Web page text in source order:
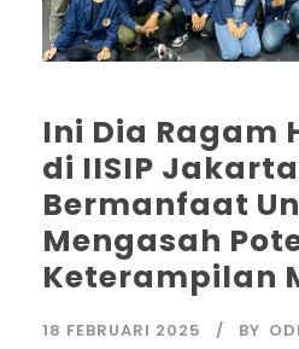
Ini Dia Ragam
di IISIP
Bermanfaat
Mengasah
Keterampilan
18 FEBRUARI 2025 BY